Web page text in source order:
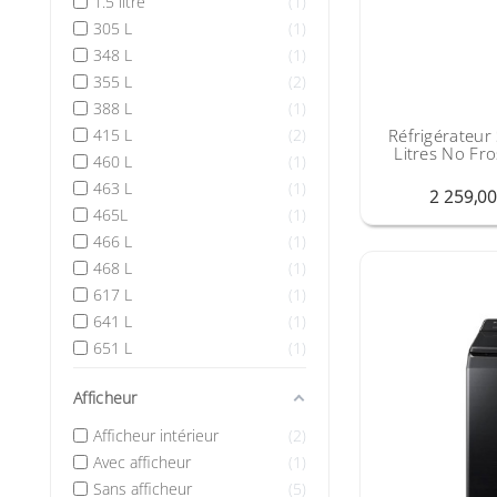
305 L
1
348 L
1
355 L
2
388 L
1
415 L
2
460 L
1
463 L
1
465L
1
466 L
1
468 L
1
617 L
1
641 L
1
651 L
1
Afficheur
Afficheur intérieur
2
Avec afficheur
1
Sans afficheur
5
Réfrigérateur
Litres No
2